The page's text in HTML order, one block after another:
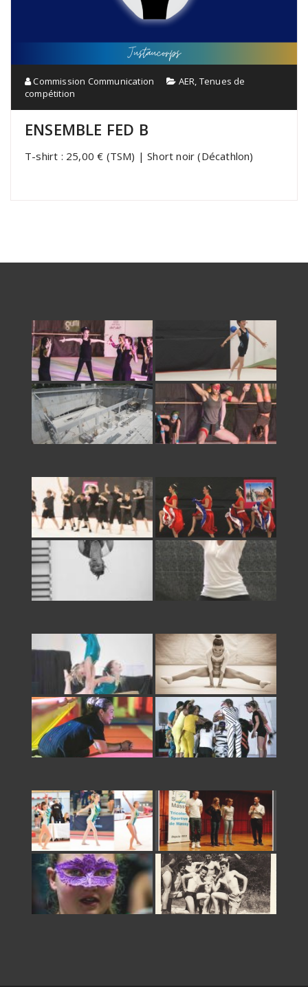
Commission Communication AER, Tenues de
compétition
ENSEMBLE FED B
T-shirt : 25,00 € (TSM) | Short noir (Décathlon)